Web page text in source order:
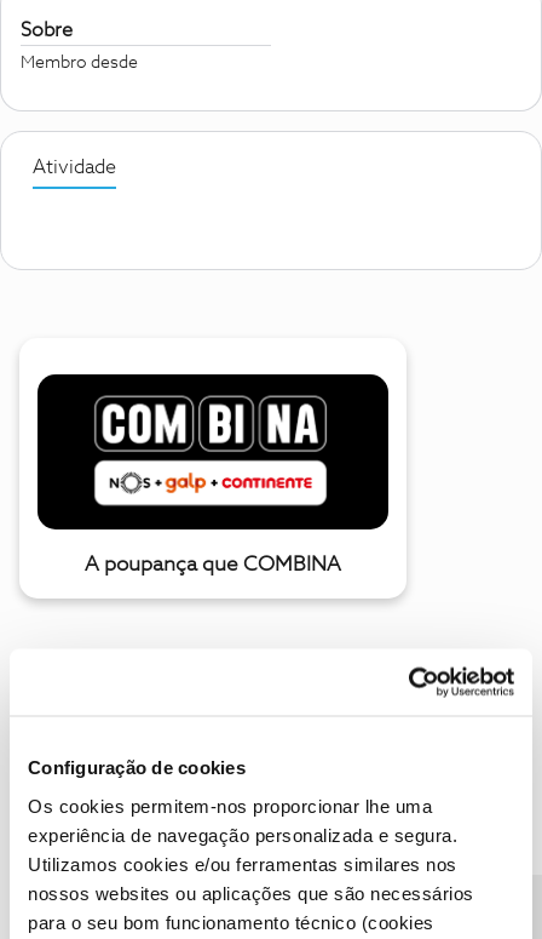
Configuração de cookies
Os cookies permitem-nos proporcionar lhe uma
experiência de navegação personalizada e segura.
Utilizamos cookies e/ou ferramentas similares nos
nossos websites ou aplicações que são necessários
para o seu bom funcionamento técnico (cookies
Sobre
Membro desde
Atividade
A poupança que COMBINA
Descubra as novidades de julho